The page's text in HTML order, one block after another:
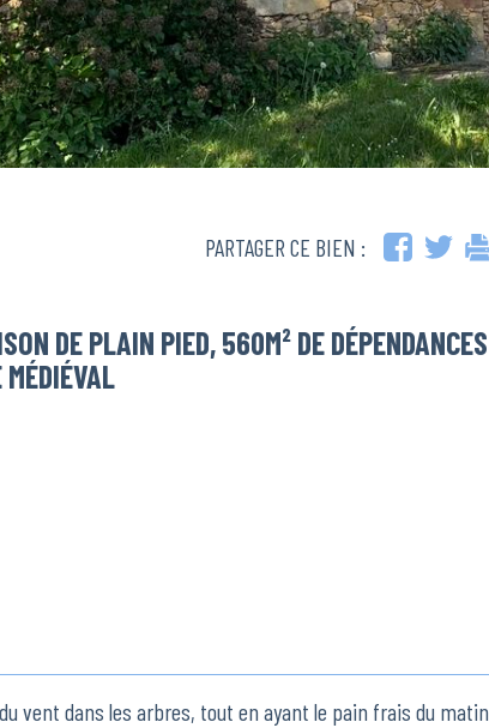
PARTAGER CE BIEN :
DE PLAIN PIED, 560M² DE DÉPENDANCES
vent dans les arbres, tout en ayant le pain frais du matin